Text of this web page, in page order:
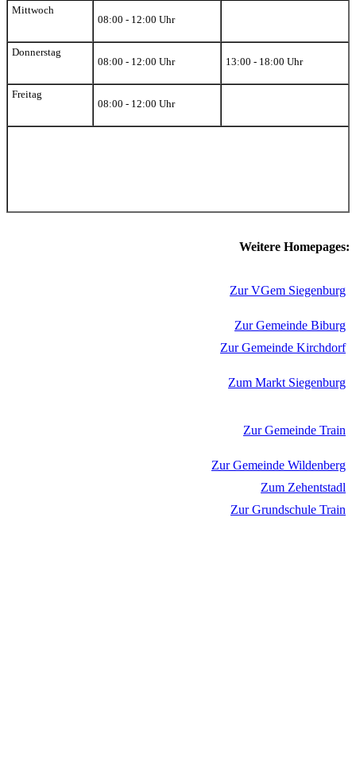
Mittwoch
08:00 - 12:00 Uhr
Donnerstag
08:00 - 12:00 Uhr
13:00 - 18:00 Uhr
Freitag
08:00 - 12:00 Uhr
Weitere Homepages:
Zur VGem Siegenburg
Zur Gemeinde Biburg
Zur Gemeinde Kirchdorf
Zum Markt Siegenburg
Zur Gemeinde Train
Zur Gemeinde Wildenberg
Zum Zehentstadl
Zur Grundschule Train